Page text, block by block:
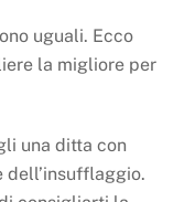
uguali. Ecco
la migliore per
una ditta con
dell’insufflaggio.